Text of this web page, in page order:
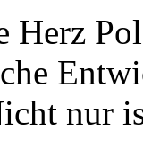
Herz
nur